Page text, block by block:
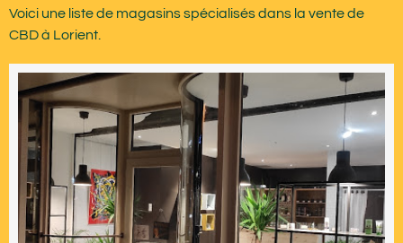
Voici une liste de magasins spécialisés dans la vente de
CBD à Lorient.